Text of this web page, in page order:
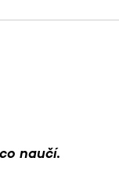
naučí.